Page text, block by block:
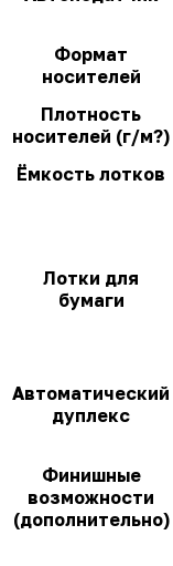
Формат
носителей
Плотность
носителей (г/м?)
Ёмкость лотков
Лотки для
бумаги
Автоматический
дуплекс
Финишные
возможности
(дополнительно)